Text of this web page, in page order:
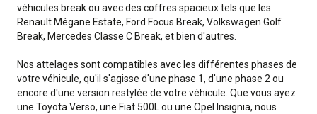
véhicules break ou avec des coffres spacieux tels que les
Renault Mégane Estate, Ford Focus Break, Volkswagen Golf
Break, Mercedes Classe C Break, et bien d'autres.
Nos attelages sont compatibles avec les différentes phases de
votre véhicule, qu'il s'agisse d'une phase 1, d'une phase 2 ou
encore d'une version restylée de votre véhicule. Que vous ayez
une Toyota Verso, une Fiat 500L ou une Opel Insignia, nous